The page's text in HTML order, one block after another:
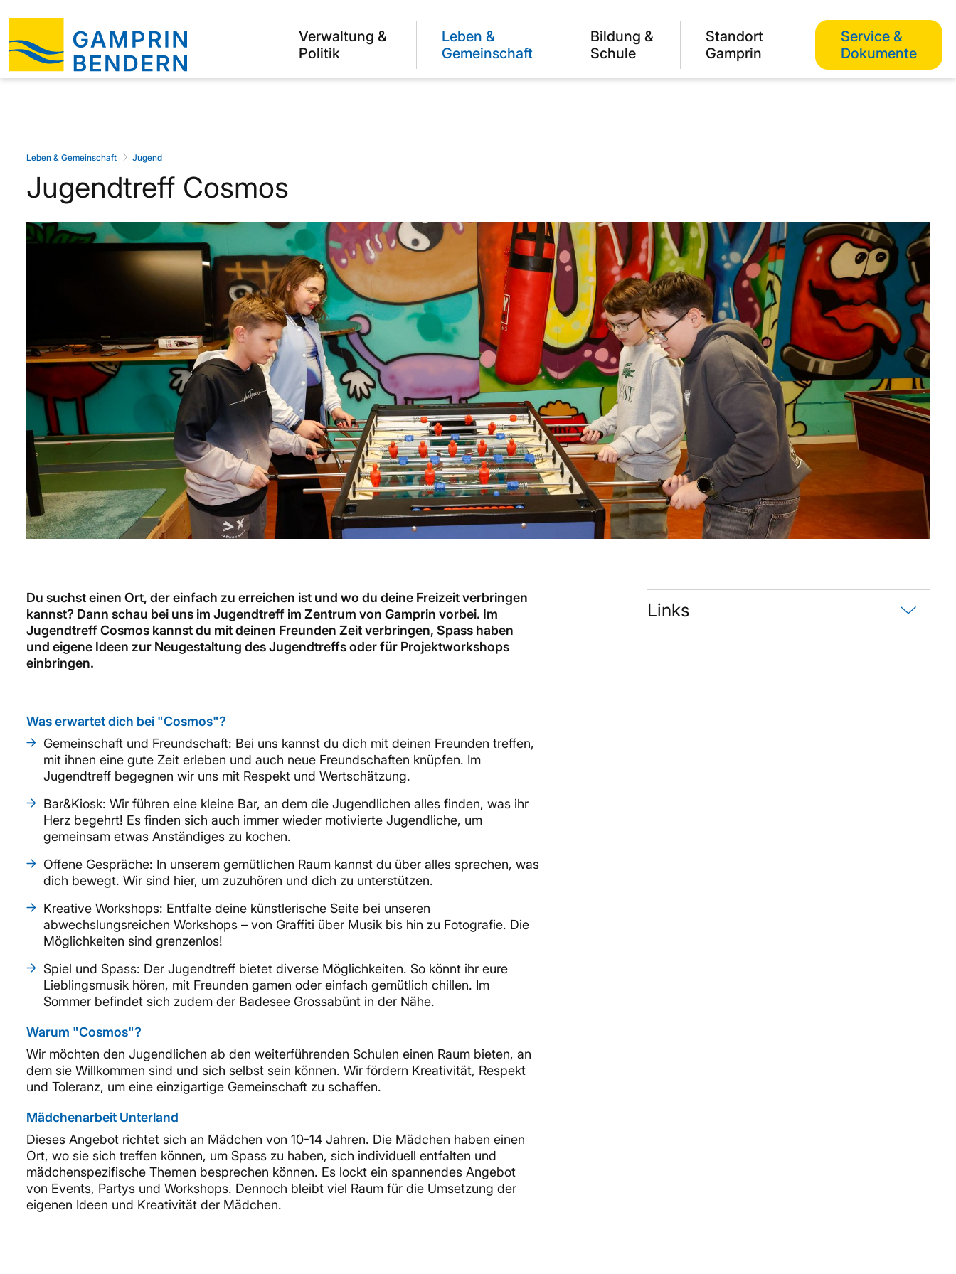
Verwaltung &
Politik
Leben &
Gemeinschaft
Bildung &
Schule
Standort
Gamprin
Service &
Dokumente
Leben & Gemeinschaft Jugend
Jugendtreff Cosmos
Du suchst einen Ort, der einfach zu erreichen ist und wo du deine Freizeit verbringen
kannst? Dann schau bei uns im Jugendtreff im Zentrum von Gamprin vorbei. Im
Jugendtreff Cosmos kannst du mit deinen Freunden Zeit verbringen, Spass haben
und eigene Ideen zur Neugestaltung des Jugendtreffs oder für Projektworkshops
einbringen.
Was erwartet dich bei "Cosmos"?
Gemeinschaft und Freundschaft: Bei uns kannst du dich mit deinen Freunden treffen,
mit ihnen eine gute Zeit erleben und auch neue Freundschaften knüpfen. Im
Jugendtreff begegnen wir uns mit Respekt und Wertschätzung.
Bar&Kiosk: Wir führen eine kleine Bar, an dem die Jugendlichen alles finden, was ihr
Herz begehrt! Es finden sich auch immer wieder motivierte Jugendliche, um
gemeinsam etwas Anständiges zu kochen.
Offene Gespräche: In unserem gemütlichen Raum kannst du über alles sprechen, was
dich bewegt. Wir sind hier, um zuzuhören und dich zu unterstützen.
Kreative Workshops: Entfalte deine künstlerische Seite bei unseren
abwechslungsreichen Workshops – von Graffiti über Musik bis hin zu Fotografie. Die
Möglichkeiten sind grenzenlos!
Spiel und Spass: Der Jugendtreff bietet diverse Möglichkeiten. So könnt ihr eure
Lieblingsmusik hören, mit Freunden gamen oder einfach gemütlich chillen. Im
Sommer befindet sich zudem der Badesee Grossabünt in der Nähe.
Warum "Cosmos"?
Wir möchten den Jugendlichen ab den weiterführenden Schulen einen Raum bieten, an
dem sie Willkommen sind und sich selbst sein können. Wir fördern Kreativität, Respekt
und Toleranz, um eine einzigartige Gemeinschaft zu schaffen.
Mädchenarbeit Unterland
Dieses Angebot richtet sich an Mädchen von 10-14 Jahren. Die Mädchen haben einen
Ort, wo sie sich treffen können, um Spass zu haben, sich individuell entfalten und
mädchenspezifische Themen besprechen können. Es lockt ein spannendes Angebot
von Events, Partys und Workshops. Dennoch bleibt viel Raum für die Umsetzung der
eigenen Ideen und Kreativität der Mädchen.
Links